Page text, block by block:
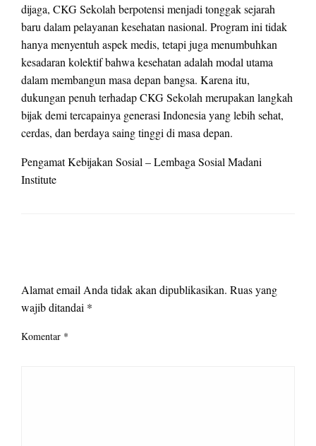
dijaga, CKG Sekolah berpotensi menjadi tonggak sejarah
baru dalam pelayanan kesehatan nasional. Program ini tidak
hanya menyentuh aspek medis, tetapi juga menumbuhkan
kesadaran kolektif bahwa kesehatan adalah modal utama
dalam membangun masa depan bangsa. Karena itu,
dukungan penuh terhadap CKG Sekolah merupakan langkah
bijak demi tercapainya generasi Indonesia yang lebih sehat,
cerdas, dan berdaya saing tinggi di masa depan.
Pengamat Kebijakan Sosial – Lembaga Sosial Madani
Institute
Alamat email Anda tidak akan dipublikasikan. Ruas yang
wajib ditandai *
Komentar *